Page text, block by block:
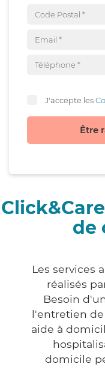
J'accepte les
Être
de
Les services
réalisés
Besoin
l'entretien
aide à
domicile